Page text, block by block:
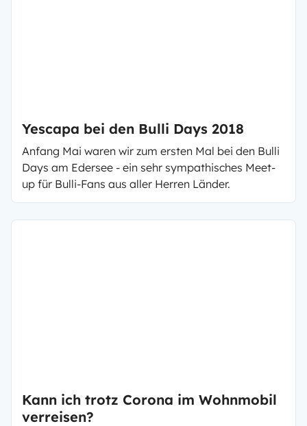
Yescapa bei den Bulli Days 2018
Anfang Mai waren wir zum ersten Mal bei den Bulli
Days am Edersee - ein sehr sympathisches Meet-
up für Bulli-Fans aus aller Herren Länder.
Kann ich trotz Corona im Wohnmobil
verreisen?